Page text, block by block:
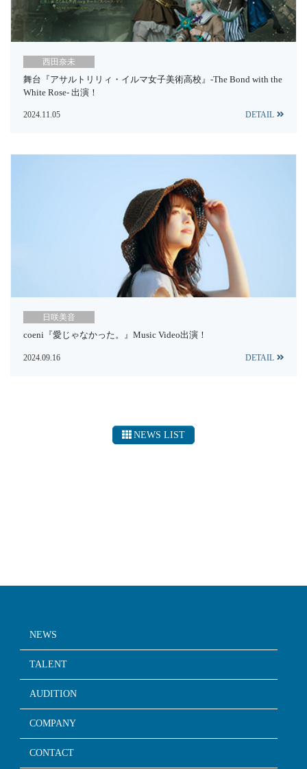
西田奈未
舞台『アサルトリリィ・イルマ女子美術高校』-The Bond with the
White Rose- 出演！
2024.11.05 DETAIL
日咲美音
coeni『愛じゃなかった。』Music Video出演！
2024.09.16 DETAIL
NEWS LIST
NEWS
TALENT
AUDITION
COMPANY
CONTACT